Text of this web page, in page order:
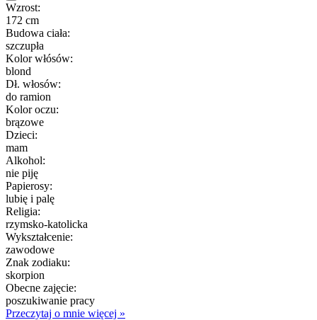
Wzrost:
172 cm
Budowa ciała:
szczupła
Kolor włósów:
blond
Dł. włosów:
do ramion
Kolor oczu:
brązowe
Dzieci:
mam
Alkohol:
nie piję
Papierosy:
lubię i palę
Religia:
rzymsko-katolicka
Wykształcenie:
zawodowe
Znak zodiaku:
skorpion
Obecne zajęcie:
poszukiwanie pracy
Przeczytaj o mnie więcej »